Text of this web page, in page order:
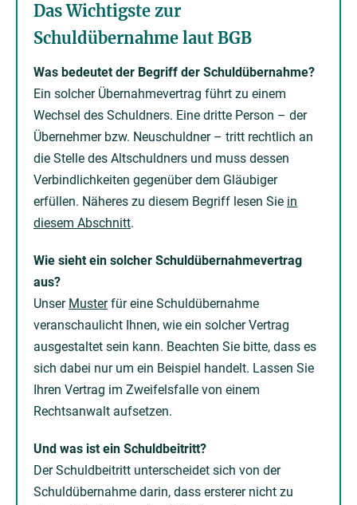
Das Wichtigste zur
Schuldübernahme laut BGB
Was bedeutet der Begriff der Schuldübernahme?
Ein solcher Übernahmevertrag führt zu einem
Wechsel des Schuldners. Eine dritte Person – der
Übernehmer bzw. Neuschuldner – tritt rechtlich an
die Stelle des Altschuldners und muss dessen
Verbindlichkeiten gegenüber dem Gläubiger
erfüllen. Näheres zu diesem Begriff lesen Sie in
diesem Abschnitt.
Wie sieht ein solcher Schuldübernahmevertrag
aus?
Unser Musterfür eine Schuldübernahme
veranschaulicht Ihnen, wie ein solcher Vertrag
ausgestaltet sein kann. Beachten Sie bitte, dass es
sich dabei nur um ein Beispiel handelt. Lassen Sie
Ihren Vertrag im Zweifelsfalle von einem
Rechtsanwalt aufsetzen.
Und was ist ein Schuldbeitritt?
Der Schuldbeitritt unterscheidet sich von der
Schuldübernahme darin, dass ersterer nicht zu